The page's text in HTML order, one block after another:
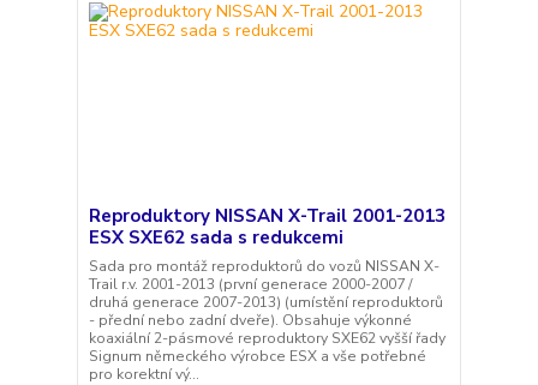
Reproduktory NISSAN X-Trail 2001-2013
ESX SXE62 sada s redukcemi
Sada pro montáž reproduktorů do vozů NISSAN X-
Trail r.v. 2001-2013 (první generace 2000-2007 /
druhá generace 2007-2013) (umístění reproduktorů
- přední nebo zadní dveře). Obsahuje výkonné
koaxiální 2-pásmové reproduktory SXE62 vyšší řady
Signum německého výrobce ESX a vše potřebné
pro korektní vý...